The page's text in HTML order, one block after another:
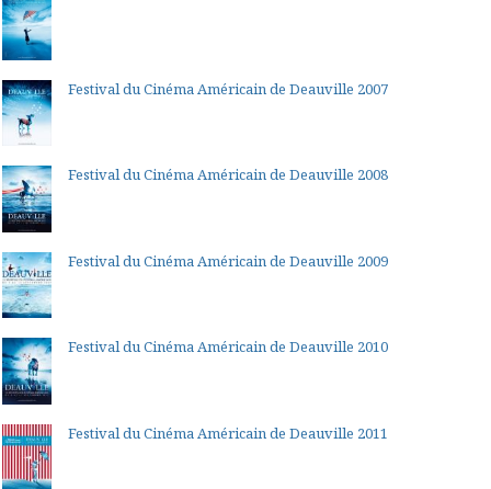
Festival du Cinéma Américain de Deauville 2007
Festival du Cinéma Américain de Deauville 2008
Festival du Cinéma Américain de Deauville 2009
Festival du Cinéma Américain de Deauville 2010
Festival du Cinéma Américain de Deauville 2011